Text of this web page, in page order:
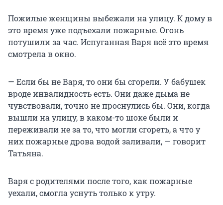
Пожилые женщины выбежали на улицу. К дому в
это время уже подъехали пожарные. Огонь
потушили за час. Испуганная Варя всё это время
смотрела в окно.
— Если бы не Варя, то они бы сгорели. У бабушек
вроде инвалидность есть. Они даже дыма не
чувствовали, точно не проснулись бы. Они, когда
вышли на улицу, в каком-то шоке были и
переживали не за то, что могли сгореть, а что у
них пожарные дрова водой заливали, — говорит
Татьяна.
Варя с родителями после того, как пожарные
уехали, смогла уснуть только к утру.